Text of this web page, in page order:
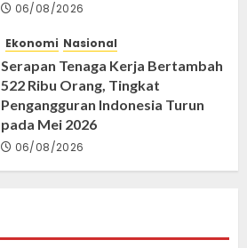
06/08/2026
Ekonomi Nasional
Serapan Tenaga Kerja Bertambah
522 Ribu Orang, Tingkat
Pengangguran Indonesia Turun
pada Mei 2026
06/08/2026